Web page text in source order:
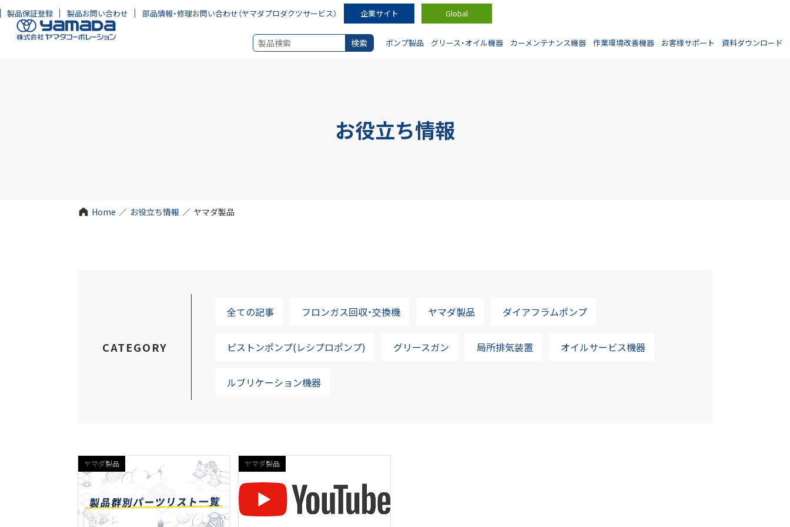
製品保証登録 製品お問い合わせ 部品情報・修理お問い合わせ（ヤマダプロダクツサービス） 企業サイト Global
ポンプ製品 グリース・オイル機器 カーメンテナンス機器 作業環境改善機器 お客様サポート 資料ダウンロード
お役立ち情報
Home ／ お役立ち情報 ／ ヤマダ製品
CATEGORY
全ての記事 フロンガス回収・交換機 ヤマダ製品 ダイアフラムポンプ
ピストンポンプ(レシプロポンプ) グリースガン 局所排気装置 オイルサービス機器
ルブリケーション機器
ヤマダ製品 ヤマダ製品